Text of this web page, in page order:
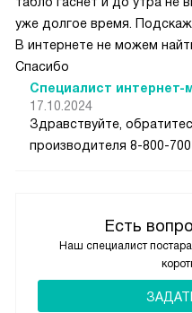
Есть
Наш специалист
уже долгое время.
В интернете не можем
Спасибо
Специалист интернет-
17.10.2024
Здравствуйте,
производителя 8-800-